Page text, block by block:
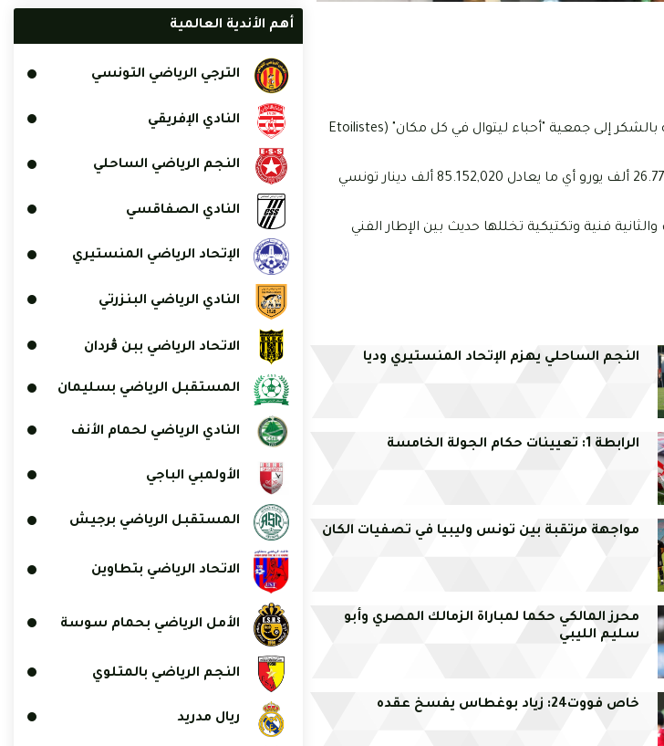
أصدرت هيئة النجم الرياضي الساحلي مساء اليوم الاثنين 6 مارس 2023 بلاغا توجهت من خلاله بالشكر إلى جمعية "أحباء ليتوال في كل مكان" (Etoilistes
ووفرت جمعية "أحباء ليتوال في كل مكان" دعما ماليا لخزينة فريق جوهرة الساحل بقيمة 26.770,630 ألف يورو أي ما يعادل 85.152,020 ألف دينار تونسي
فنية وتكتيكية تخللها حديث بين الإطار الفني
النجم الساحلي يهزم الإتحاد المنستيري وديا
الرابطة 1: تعيينات حكام الجولة الخامسة
مواجهة مرتقبة بين تونس وليبيا في تصفيات الكان
محرز المالكي حكما لمباراة الزمالك المصري وأبو
سليم الليبي
خاص فووت24: زياد بوغطاس يفسخ عقده
أهم الأندية العالمية
الترجي الرياضي التونسي
النادي الإفريقي
النجم الرياضي الساحلي
النادي الصفاقسي
الإتحاد الرياضي المنستيري
النادي الرياضي البنزرتي
الاتحاد الرياضي ببن ڨردان
المستقبل الرياضي بسليمان
النادي الرياضي لحمام الأنف
الأولمبي الباجي
المستقبل الرياضي برجيش
الاتحاد الرياضي بتطاوين
الأمل الرياضي بحمام سوسة
النجم الرياضي بالمتلوي
ريال مدريد